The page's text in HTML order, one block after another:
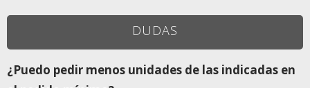
DUDAS
¿Puedo pedir menos unidades de las indicadas en